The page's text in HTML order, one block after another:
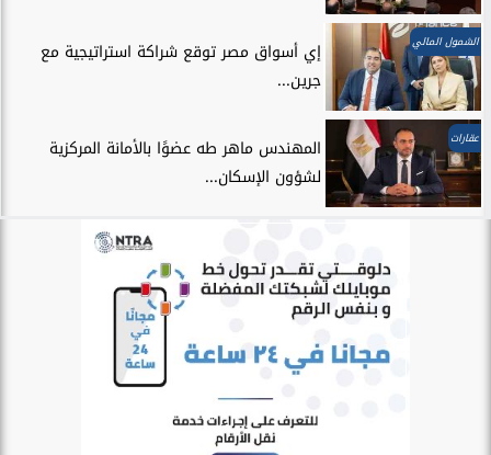
الشمول المالي
إي أسواق مصر توقع شراكة استراتيجية مع
جرين...
عقارات
المهندس ماهر طه عضوًا بالأمانة المركزية
لشؤون الإسكان...